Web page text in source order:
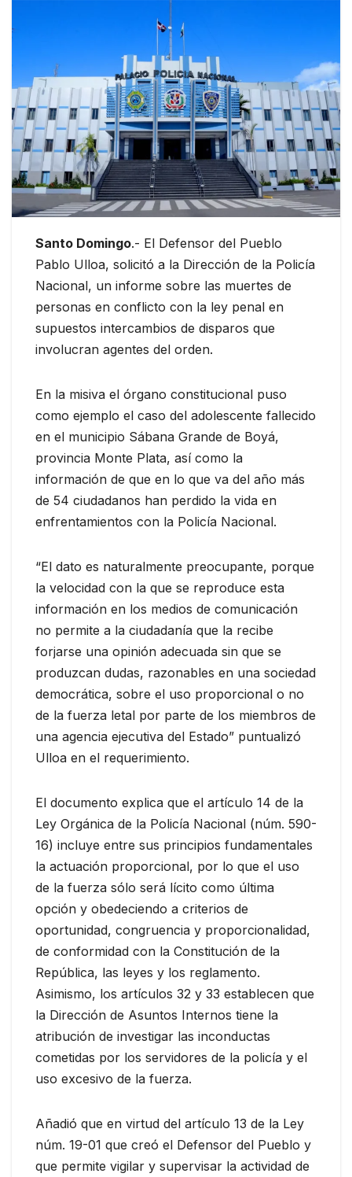
Santo Domingo.- El Defensor del Pueblo
Pablo Ulloa, solicitó a la Dirección de la Policía
Nacional, un informe sobre las muertes de
personas en conflicto con la ley penal en
supuestos intercambios de disparos que
involucran agentes del orden.
En la misiva el órgano constitucional puso
como ejemplo el caso del adolescente fallecido
en el municipio Sábana Grande de Boyá,
provincia Monte Plata, así como la
información de que en lo que va del año más
de 54 ciudadanos han perdido la vida en
enfrentamientos con la Policía Nacional.
“El dato es naturalmente preocupante, porque
la velocidad con la que se reproduce esta
información en los medios de comunicación
no permite a la ciudadanía que la recibe
forjarse una opinión adecuada sin que se
produzcan dudas, razonables en una sociedad
democrática, sobre el uso proporcional o no
de la fuerza letal por parte de los miembros de
una agencia ejecutiva del Estado” puntualizó
Ulloa en el requerimiento.
El documento explica que el artículo 14 de la
Ley Orgánica de la Policía Nacional (núm. 590-
16) incluye entre sus principios fundamentales
la actuación proporcional, por lo que el uso
de la fuerza sólo será lícito como última
opción y obedeciendo a criterios de
oportunidad, congruencia y proporcionalidad,
de conformidad con la Constitución de la
República, las leyes y los reglamento.
Asimismo, los artículos 32 y 33 establecen que
la Dirección de Asuntos Internos tiene la
atribución de investigar las inconductas
cometidas por los servidores de la policía y el
uso excesivo de la fuerza.
Añadió que en virtud del artículo 13 de la Ley
núm. 19-01 que creó el Defensor del Pueblo y
que permite vigilar y supervisar la actividad de